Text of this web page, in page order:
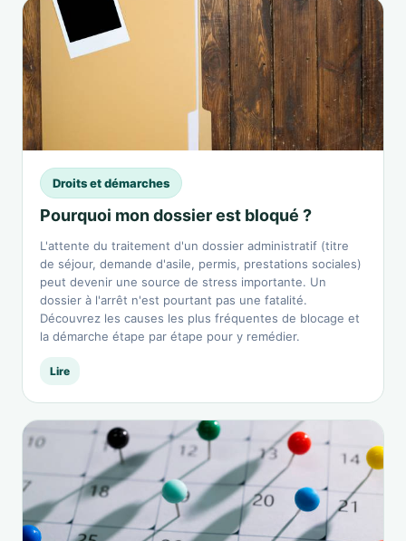
Droits et démarches
Pourquoi mon dossier est bloqué ?
L'attente du traitement d'un dossier administratif (titre
de séjour, demande d'asile, permis, prestations sociales)
peut devenir une source de stress importante. Un
dossier à l'arrêt n'est pourtant pas une fatalité.
Découvrez les causes les plus fréquentes de blocage et
la démarche étape par étape pour y remédier.
Lire